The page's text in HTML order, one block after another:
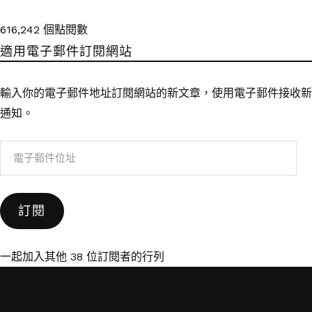
616,242 個點閱數
適用電子郵件訂閱網站
輸入你的電子郵件地址訂閱網站的新文章，使用電子郵件接收新
通知。
件
位
訂閱
一起加入其他 38 位訂閱者的行列